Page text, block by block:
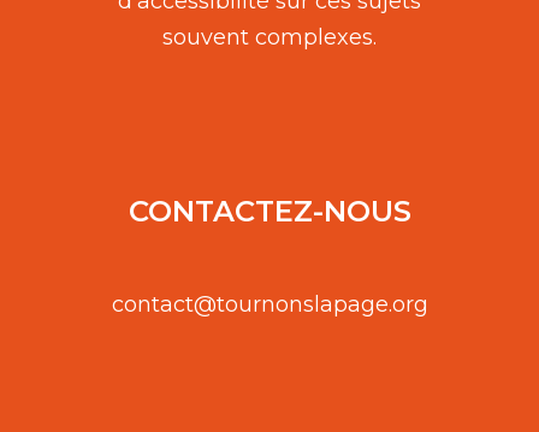
souvent complexes.
CONTACTEZ-NOUS
contact@tournonslapage.org